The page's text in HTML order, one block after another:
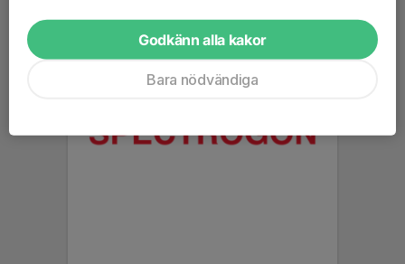
Godkänn alla kakor
Bara nödvändiga